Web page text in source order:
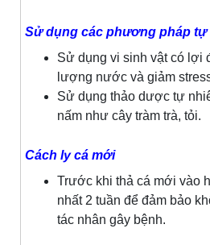
Sử dụng các phương pháp tự
Sử dụng vi sinh vật có lợi
lượng nước và giảm
Sử dụng thảo dược tự
nấm như cây tràm trà, tỏi.
Cách ly cá mới
Trước khi thả cá mới vào
nhất 2 tuần để đảm bảo
tác nhân gây bệnh.